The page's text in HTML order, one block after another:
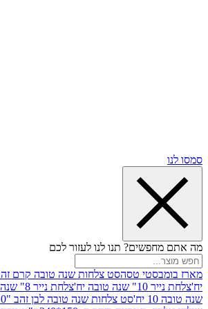
תנו לנו לעזור לכם
טסה
יח'
צלחת נייר 8" שנה טובה 10 יח'
סט צלחות שנה טובה לבן זהב "10+"7 / 8+8 יח'